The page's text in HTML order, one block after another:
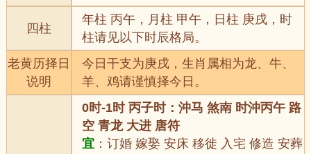
四柱
年柱 丙午，月柱 甲午，日柱 庚戌，时
柱请见以下时辰格局。
老黄历择日
说明
今日干支为庚戌，生肖属相为龙、牛、
羊、鸡请谨慎择今日。
0时-1时 丙子时：沖马 煞南 时沖丙午 路
空 青龙 大进 唐符
宜 ：订婚 嫁娶 安床 移徙 入宅 修造 安葬